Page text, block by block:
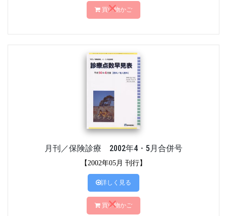
買い物かご
月刊／保険診療 2002年4・5月合併号
【2002年05月 刊行】
詳しく見る
買い物かご